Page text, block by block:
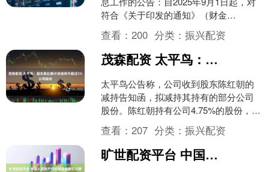
符合《关于印发的通知》（财金
〔2025〕80号）要求的个人消费贷款实
施贴息。 举报 第....
查看：200 分类：振兴配资
茂森配资 太平鸟：股东陈红朝计划减持不超过3%公司股份
太平鸟公告称，公司收到股东陈红朝的
减持告知函，拟减持其持有的部分公司
股份。陈红朝持有公司4.75%的股份，计
划通过集中竞价交易、大宗交易的方式
减持不超过14,1....
查看：207 分类：振兴配资
旷世配资平台 中国人民财产保险股份有限公司原监事会主席张孝礼受审